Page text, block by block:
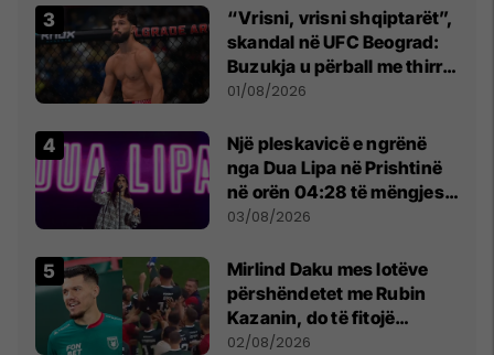
“Vrisni, vrisni shqiptarët”,
skandal në UFC Beograd:
Buzukja u përball me thirrje
anti-shqiptare nga
01/08/2026
Një pleskavicë e ngrënë
nga Dua Lipa në Prishtinë
në orën 04:28 të mëngjesit
- dhe bota digjitale serbe
03/08/2026
Mirlind Daku mes lotëve
përshëndetet me Rubin
Kazanin, do të fitojë
miliona te Spartak Moska
02/08/2026